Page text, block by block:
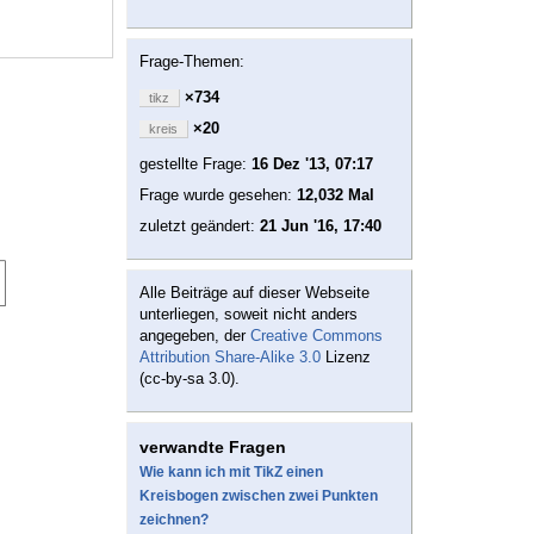
Frage-Themen:
tikz ×734
kreis
×20
gestellte Frage: 16 Dez '13, 07:17
Frage wurde gesehen: 12,032 Mal
zuletzt geändert: 21 Jun '16, 17:40
Alle Beiträge auf dieser Webseite
unterliegen, soweit nicht anders
angegeben, der Creative Commons
Attribution Share-Alike 3.0 Lizenz
(cc-by-sa 3.0).
verwandte Fragen
Wie kann ich mit TikZ einen
Kreisbogen zwischen zwei Punkten
zeichnen?